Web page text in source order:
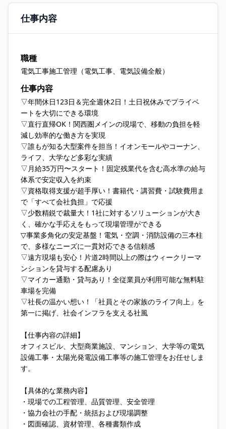
仕事内容
職種
電気工事施工管理（電気工事、電気設備全般）
仕事内容
▽年間休日123日＆完全週休2日！土日祝休みでプライベ
ートを大切にできる環境
▽直行直帰OK！関西圏メインの現場で、移動の負担を軽
減し効率的な働き方を実現
▽誰もが知る大型案件を担当！イオンモールやコーナン、
ライフ、大学など多彩な実績
▽月給35万円〜スタート！固定残業代を含む高水準の給与
体系で安定収入を約束
▽資格取得支援が超手厚い！書籍代・講習費・試験費用ま
で「すべて会社負担」で応援
▽少数精鋭で裁量大！1社に対するソリューションが大き
く、確かな手応えをもって現場管理ができる
▽事業多角化の安定基盤！電気・空調・消防設備の三本柱
で、多様なニーズに一貫対応できる信頼感
▽遠方現場も安心！片道2時間以上の際はウィークリーマ
ンションを貸与する配慮あり
▽マイカー通勤・貸与あり！全従業員が利用可能な無料駐
車場を完備
▽社長の温かい想い！「社員とその家族のライフ向上」を
第一に掲げ、社会インフラを支える社風
【仕事内容の詳細】
オフィスビル、大型商業施設、マンション、大学等の電気
設備工事・太陽光発電設備工事等の施工管理をお任せしま
す。
【具体的な業務内容】
・現場での工程管理、品質管理、安全管理
・協力会社の手配・統括および現場調整
・図面確認、資材管理、各種書類作成